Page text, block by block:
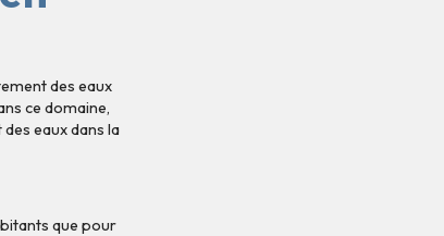
des eaux
ce domaine,
eaux dans la
que pour